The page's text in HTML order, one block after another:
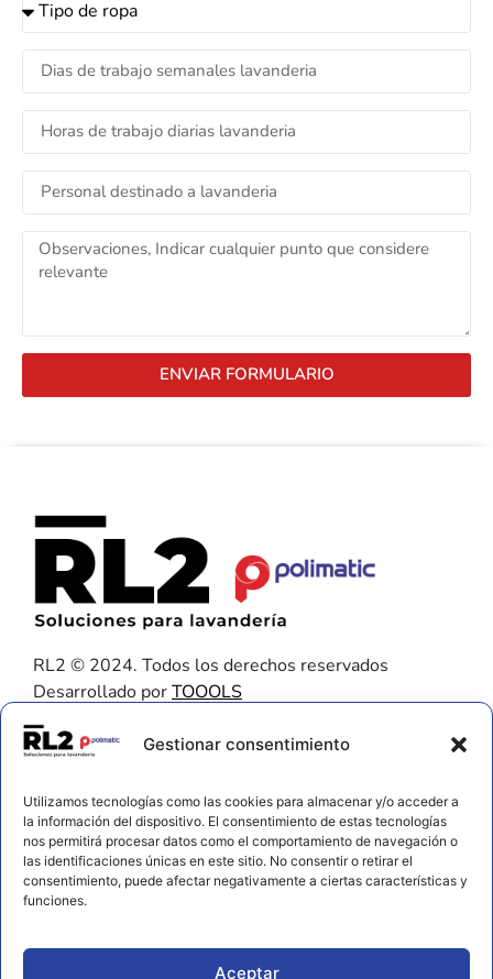
Gestionar consentimiento
Utilizamos tecnologías como las cookies para almacenar y/o acceder a
la información del dispositivo. El consentimiento de estas tecnologías
nos permitirá procesar datos como el comportamiento de navegación o
las identificaciones únicas en este sitio. No consentir o retirar el
consentimiento, puede afectar negativamente a ciertas características y
funciones.
Aceptar
ENVIAR FORMULARIO
RL2 © 2024. Todos los derechos reservados
Desarrollado porTOOOLS
Contacto
672 202 722
info@rl2.eu
Información
Aviso legal y privacidad